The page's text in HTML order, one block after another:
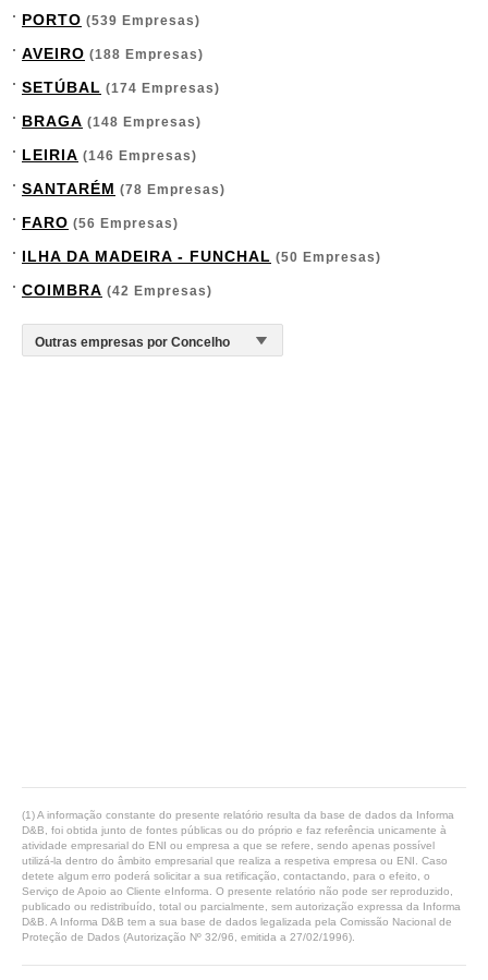
PORTO (539 Empresas)
AVEIRO (188 Empresas)
SETÚBAL (174 Empresas)
BRAGA (148 Empresas)
LEIRIA (146 Empresas)
SANTARÉM (78 Empresas)
FARO (56 Empresas)
ILHA DA MADEIRA - FUNCHAL (50 Empresas)
COIMBRA (42 Empresas)
(1) A informação constante do presente relatório resulta da base de dados da Informa
D&B, foi obtida junto de fontes públicas ou do próprio e faz referência unicamente à
atividade empresarial do ENI ou empresa a que se refere, sendo apenas possível
utilizá-la dentro do âmbito empresarial que realiza a respetiva empresa ou ENI. Caso
detete algum erro poderá solicitar a sua retificação, contactando, para o efeito, o
Serviço de Apoio ao Cliente eInforma. O presente relatório não pode ser reproduzido,
publicado ou redistribuído, total ou parcialmente, sem autorização expressa da Informa
D&B. A Informa D&B tem a sua base de dados legalizada pela Comissão Nacional de
Proteção de Dados (Autorização Nº 32/96, emitida a 27/02/1996).